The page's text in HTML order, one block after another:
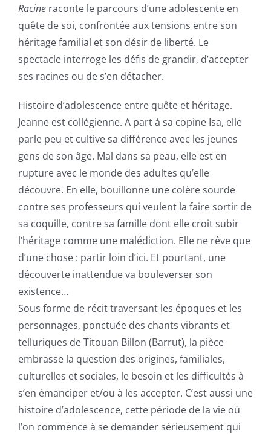
Racineraconte le parcours d’une adolescente en
quête de soi, confrontée aux tensions entre son
héritage familial et son désir de liberté. Le
spectacle interroge les défis de grandir, d’accepter
ses racines ou de s’en détacher.
Histoire d’adolescence entre quête et héritage.
Jeanne est collégienne. A part à sa copine Isa, elle
parle peu et cultive sa différence avec les jeunes
gens de son âge. Mal dans sa peau, elle est en
rupture avec le monde des adultes qu’elle
découvre. En elle, bouillonne une colère sourde
contre ses professeurs qui veulent la faire sortir de
sa coquille, contre sa famille dont elle croit subir
l’héritage comme une malédiction. Elle ne rêve que
d’une chose : partir loin d’ici. Et pourtant, une
découverte inattendue va bouleverser son
existence…
Sous forme de récit traversant les époques et les
personnages, ponctuée des chants vibrants et
telluriques de Titouan Billon (Barrut), la pièce
embrasse la question des origines, familiales,
culturelles et sociales, le besoin et les difficultés à
s’en émanciper et/ou à les accepter. C’est aussi une
histoire d’adolescence, cette période de la vie où
l’on commence à se demander sérieusement qui